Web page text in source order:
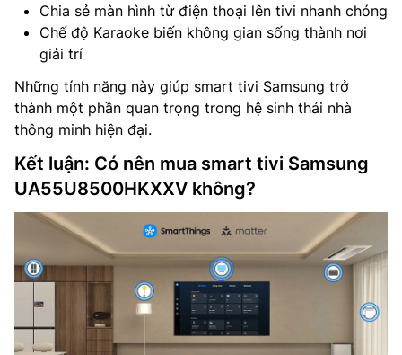
Chia sẻ màn hình từ điện thoại lên tivi nhanh chóng
Chế độ Karaoke biến không gian sống thành nơi
giải trí
Những tính năng này giúp smart tivi Samsung trở
thành một phần quan trọng trong hệ sinh thái nhà
thông minh hiện đại.
Kết luận: Có nên mua smart tivi Samsung
UA55U8500HKXXV không?